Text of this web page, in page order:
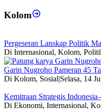
Kolom
Pergeseran Lanskap Politik
Di Internasional, Kolom,
Garin Nugroho Pameran 45
Di Kolom, Sosial|Selasa, 14
Kemitraan Strategis
Di Ekonomi, Internasional,